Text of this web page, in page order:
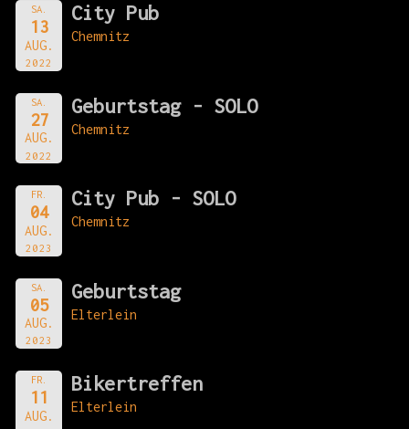
SA.
13
AUG.
2022
City Pub
Chemnitz
SA.
27
AUG.
2022
Geburtstag - SOLO
Chemnitz
FR.
04
AUG.
2023
City Pub - SOLO
Chemnitz
SA.
05
AUG.
2023
Geburtstag
Elterlein
FR.
11
AUG.
Bikertreffen
Elterlein